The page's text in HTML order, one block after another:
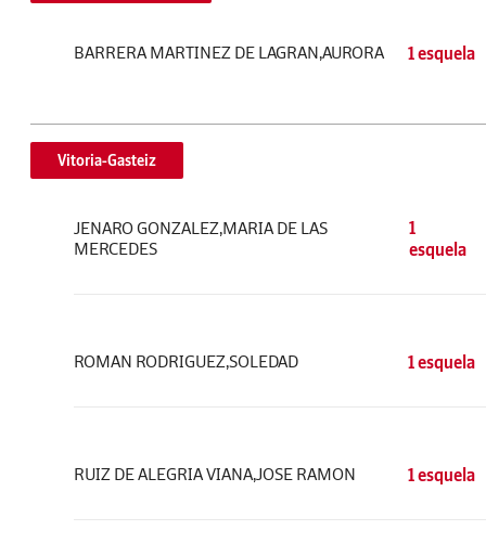
BARRERA MARTINEZ DE LAGRAN,AURORA 1 esquela
Vitoria-Gasteiz
JENARO GONZALEZ,MARIA DE LAS
MERCEDES
1
esquela
ROMAN RODRIGUEZ,SOLEDAD 1 esquela
RUIZ DE ALEGRIA VIANA,JOSE RAMON 1 esquela